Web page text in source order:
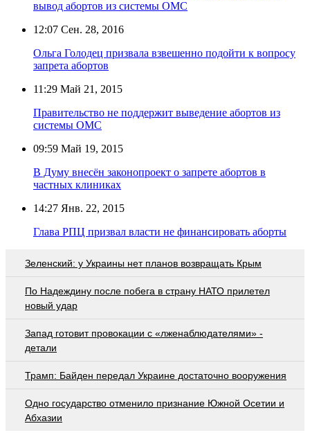
вывод абортов из системы ОМС
12:07 Сен. 28, 2016
Ольга Голодец призвала взвешенно подойти к вопросу
запрета абортов
11:29 Май 21, 2015
Правительство не поддержит выведение абортов из
системы ОМС
09:59 Май 19, 2015
В Думу внесён законопроект о запрете абортов в
частных клиниках
14:27 Янв. 22, 2015
Глава РПЦ призвал власти не финансировать аборты
Зеленский: у Украины нет планов возвращать Крым
По Надеждину после побега в страну НАТО прилетел
новый удар
Запад готовит провокации с «лженаблюдателями» -
детали
Трамп: Байден передал Украине достаточно вооружения
Одно государство отменило признание Южной Осетии и
Абхазии